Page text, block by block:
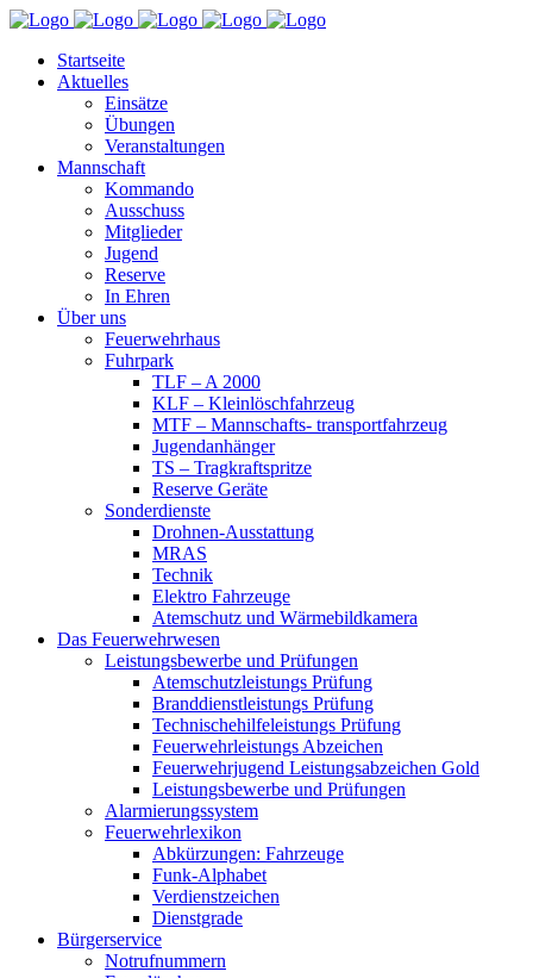
Startseite
Aktuelles
Einsätze
Übungen
Veranstaltungen
Mannschaft
Kommando
Ausschuss
Mitglieder
Jugend
Reserve
In Ehren
Über uns
Feuerwehrhaus
Fuhrpark
TLF – A 2000
KLF – Kleinlöschfahrzeug
MTF – Mannschafts- transportfahrzeug
Jugendanhänger
TS – Tragkraftspritze
Reserve Geräte
Sonderdienste
Drohnen-Ausstattung
MRAS
Technik
Elektro Fahrzeuge
Atemschutz und Wärmebildkamera
Das Feuerwehrwesen
Leistungsbewerbe und Prüfungen
Atemschutzleistungs Prüfung
Branddienstleistungs Prüfung
Technischehilfeleistungs Prüfung
Feuerwehrleistungs Abzeichen
Feuerwehrjugend Leistungsabzeichen Gold
Leistungsbewerbe und Prüfungen
Alarmierungssystem
Feuerwehrlexikon
Abkürzungen: Fahrzeuge
Funk-Alphabet
Verdienstzeichen
Dienstgrade
Bürgerservice
Notrufnummern